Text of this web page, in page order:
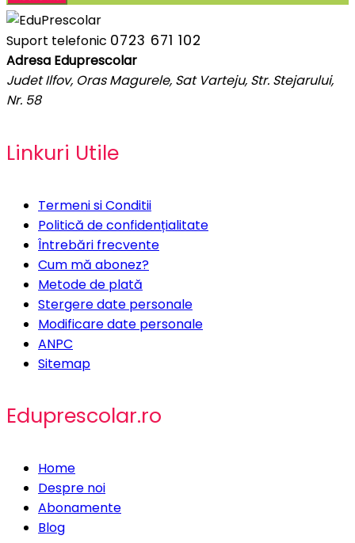
Suport telefonic 0723 671 102
Adresa Eduprescolar
Judet Ilfov, Oras Magurele, Sat Varteju, Str. Stejarului,
Nr. 58
Linkuri Utile
Termeni si Conditii
Politică de confidențialitate
Întrebări frecvente
Cum mă abonez?
Metode de plată
Stergere date personale
Modificare date personale
ANPC
Sitemap
Eduprescolar.ro
Home
Despre noi
Abonamente
Blog